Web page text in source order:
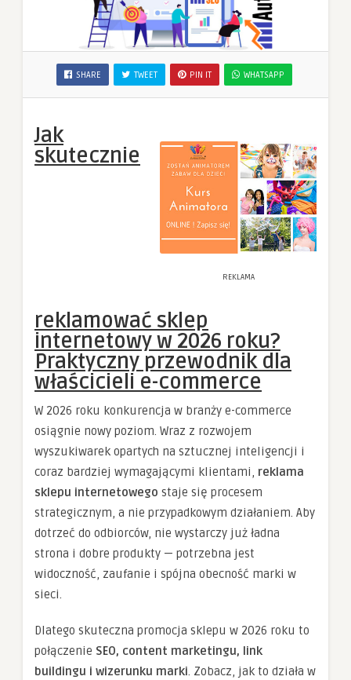
SHARE TWEET PIN IT WHATSAPP
REKLAMA
Jak
skutecznie
reklamować sklep
internetowy w 2026 roku?
Praktyczny przewodnik dla
właścicieli e-commerce
W 2026 roku konkurencja w branży e-commerce
osiągnie nowy poziom. Wraz z rozwojem
wyszukiwarek opartych na sztucznej inteligencji i
coraz bardziej wymagającymi klientami, reklama
sklepu internetowego staje się procesem
strategicznym, a nie przypadkowym działaniem. Aby
dotrzeć do odbiorców, nie wystarczy już ładna
strona i dobre produkty — potrzebna jest
widoczność, zaufanie i spójna obecność marki w
sieci.
Dlatego skuteczna promocja sklepu w 2026 roku to
połączenie SEO, content marketingu, link
buildingu i wizerunku marki. Zobacz, jak to działa w